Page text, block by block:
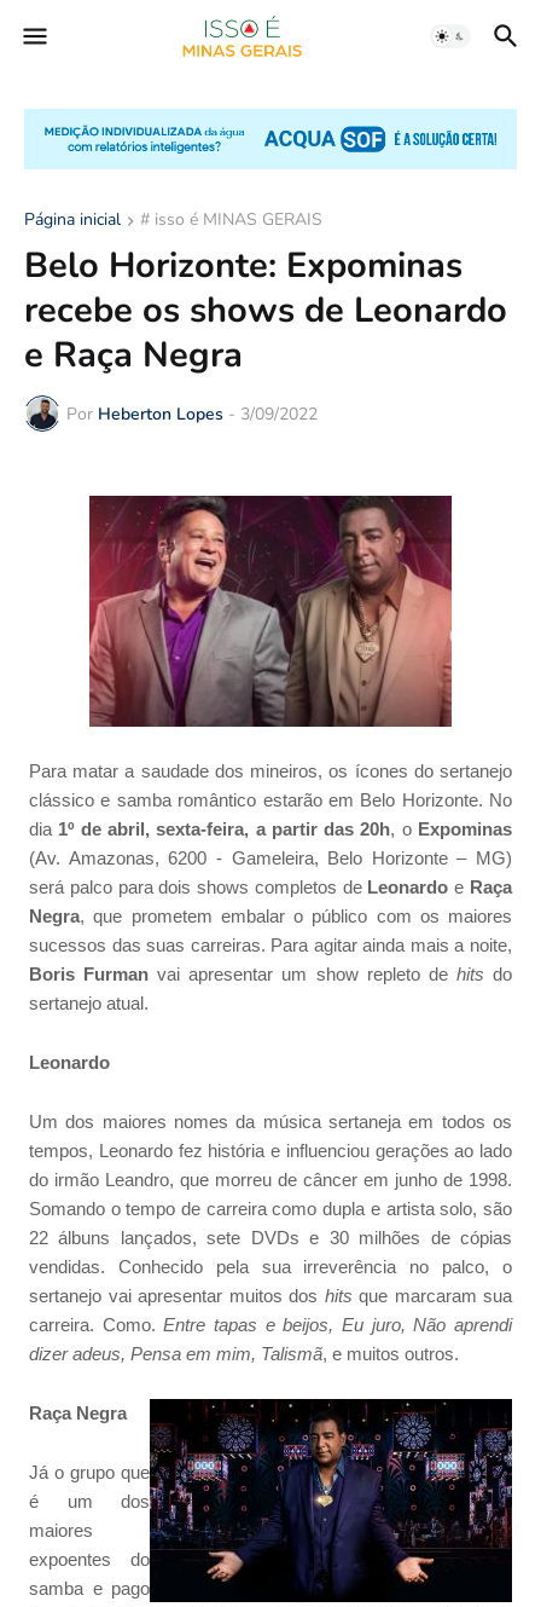
Página inicial # isso é MINAS GERAIS
Belo Horizonte: Expominas
recebe os shows de Leonardo
e Raça Negra
Por Heberton Lopes - 3/09/2022
Para matar a saudade dos mineiros, os ícones do sertanejo
clássico e samba romântico estarão em Belo Horizonte. No
dia 1º de abril, sexta-feira, a partir das 20h, o Expominas
(Av. Amazonas, 6200 - Gameleira, Belo Horizonte – MG)
será palco para dois shows completos de Leonardo e Raça
Negra, que prometem embalar o público com os maiores
sucessos das suas carreiras. Para agitar ainda mais a noite,
Boris Furman vai apresentar um show repleto de hitsdo
sertanejo atual.
Leonardo
Um dos maiores nomes da música sertaneja em todos os
tempos, Leonardo fez história e influenciou gerações ao lado
do irmão Leandro, que morreu de câncer em junho de 1998.
Somando o tempo de carreira como dupla e artista solo, são
22 álbuns lançados, sete DVDs e 30 milhões de cópias
vendidas. Conhecido pela sua irreverência no palco, o
sertanejo vai apresentar muitos dos hits que marcaram sua
carreira. Como.Entre tapas e beijos, Eu juro, Não aprendi
dizer adeus, Pensa em mim, Talismã, e muitos outros.
Raça Negra
Já o grupo que
é um dos
maiores
expoentes do
samba e pago